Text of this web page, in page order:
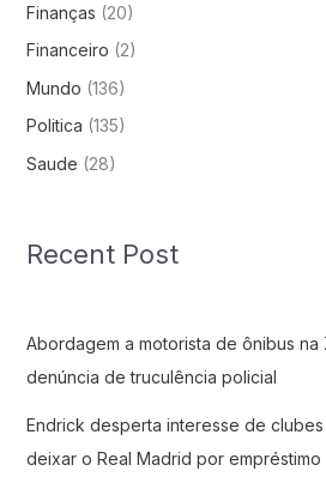
Finanças (20)
Financeiro (2)
Mundo (136)
Politica (135)
Saude (28)
Recent Post
Abordagem a motorista de ônibus
denúncia de truculência policial
Endrick desperta interesse de
deixar o Real Madrid por empréstimo